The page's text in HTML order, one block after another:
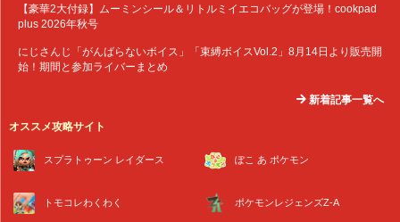
【豪華2大付録】ムーミンシール＆リトルミイエコバッグが登場！cookpad
plus 2026年秋号
にじさんじ「がんばらないボイス」「束縛ボイスVol.2」8月14日より販売開
始！期間と参加ライバーまとめ
新着記事一覧へ
オススメ攻略サイト
スプラトゥーン レイダース ぽこ あ ポケモン
トモコレわくわく ポケモンレジェンズZ-A